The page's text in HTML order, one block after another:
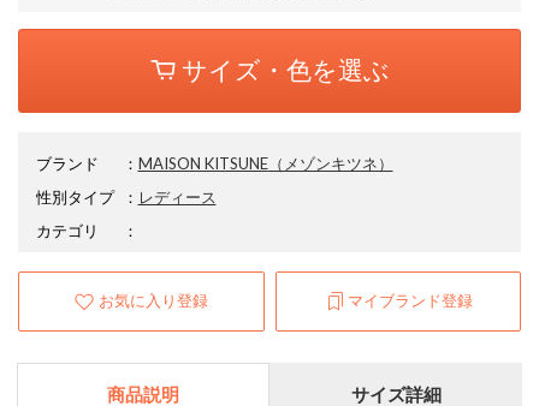
サイズ・色を選ぶ
ブランド ： MAISON KITSUNE（メゾンキツネ）
性別タイプ
： レディース
カテゴリ
：
お気に入り登録 マイブランド登録
商品説明 サイズ詳細